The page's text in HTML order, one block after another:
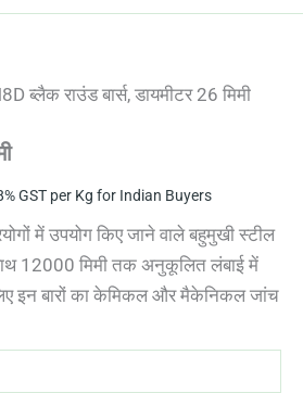
ब्लैक राउंड बार्स, डायमीटर 26 मिमी
GST per Kg for Indian Buyers
में उपयोग किए जाने वाले बहुमुखी स्टील
12000 मिमी तक अनुकूलित लंबाई में
इन बारों का केमिकल और मैकेनिकल जांच